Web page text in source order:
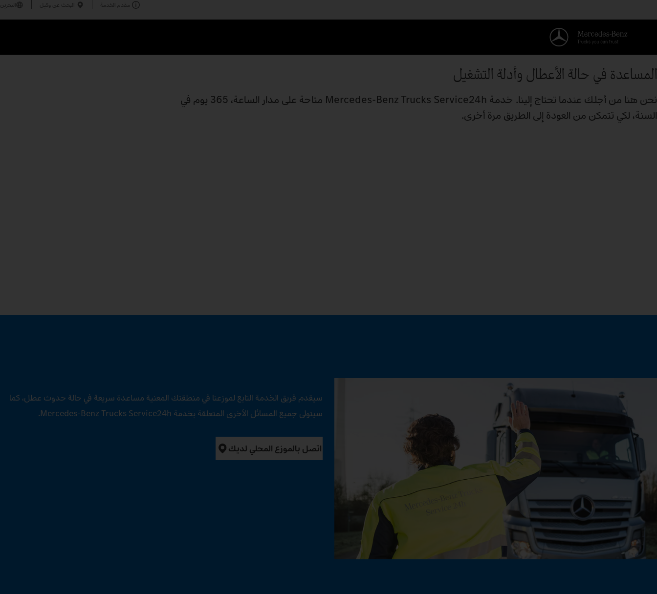
مقدم الخدمة البحث عن وكيل البحرين
المساعدة في حالة الأعطال وأدلة التشغيل
نحن هنا من أجلك عندما تحتاج إلينا. خدمة Mercedes-Benz Trucks Service24h متاحة على مدار الساعة، 365 يوم في
السنة، لكي تتمكن من العودة إلى الطريق مرة أخرى.
سيقدم فريق الخدمة التابع لموزعنا في منطقتك المعنية مساعدة سريعة في حالة حدوث عطل، كما
سيتولى جميع المسائل الأخرى المتعلقة بخدمة Mercedes‑Benz Trucks Service24h.
اتصل بالموزع المحلي لديك